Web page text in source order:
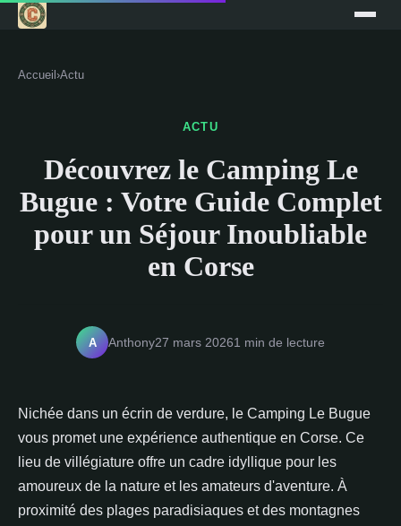
Accueil ›Actu
ACTU
Découvrez le Camping Le
Bugue : Votre Guide Complet
pour un Séjour Inoubliable
en Corse
A Anthony27 mars 20261 min de lecture
Nichée dans un écrin de verdure, le Camping Le Bugue
vous promet une expérience authentique en Corse. Ce
lieu de villégiature offre un cadre idyllique pour les
amoureux de la nature et les amateurs d'aventure. À
proximité des plages paradisiaques et des montagnes